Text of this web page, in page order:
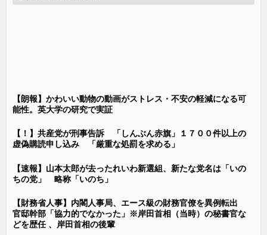
【朗報】かわいい動物の動画がストレス・不安の軽減になる可
能性。英大学の研究で実証
【！】共産党が刑事告訴 「しんぶん赤旗」１７００件以上の
虚偽購読申し込み 「厳重な処罰を求める」
【速報】山本太郎が去ったれいわ新選組、新たな党名は「いの
ちの党」 略称「いのち」
【財務省人事】内閣人事局、エース級の財務官僚を異例転出
官邸幹部「協力的でなかった」※岸田首相（当時）の秘書官な
どを歴任 、岸田首相の後輩